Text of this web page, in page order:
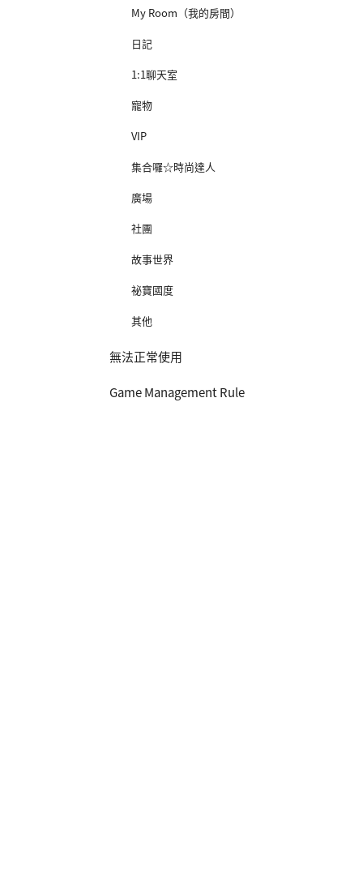
My Room（我的房間）
日記
1:1聊天室
寵物
VIP
集合囉☆時尚達人
廣場
社團
故事世界
祕寶國度
其他
無法正常使用
Game Management Rule